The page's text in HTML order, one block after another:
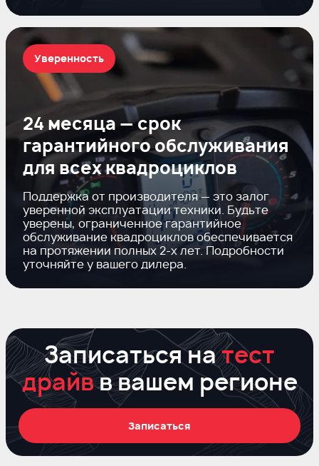
24 месяца — срок
гарантийного обслуживания
для всех квадроциклов
Поддержка от производителя — это залог
уверенной эксплуатации техники. Будьте
уверены, ограниченное гарантийное
обслуживание квадроциклов обеспечивается
на протяжении полных2-хлет. Подробности
уточняйте у вашего дилера.
Уверенность
Записаться натест
драйвв вашем регионе
Записаться